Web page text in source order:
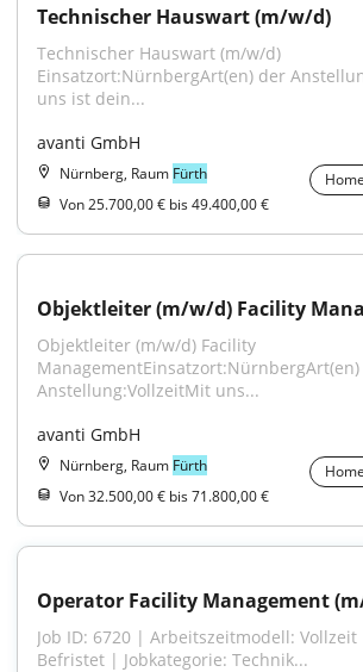
Technischer Hauswart (m/w/d)
Technischer Hauswart (m/w/d)
Einsatzort:NürnbergArt(en) der
uns ist dein...
avanti GmbH
Nürnberg, Raum Fürth
Von 25.700,00 € bis 49.400,00 €
Objektleiter (m/w/d) Facility
Objektleiter (m/w/d) Facility
Anstellung:VollzeitMit uns...
avanti GmbH
Nürnberg, Raum Fürth
Von 32.500,00 € bis 71.800,00 €
Operator Facility Management
Job ID: 6720 | Arbeitszeitmodell:
Befristet | Jobkategorie: Technik...